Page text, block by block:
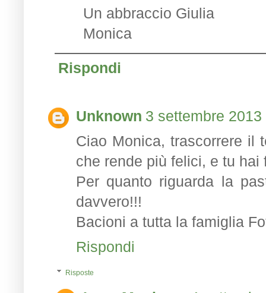
Un abbraccio Giulia
Monica
Rispondi
Unknown 3 settembre
Ciao Monica, trascorrere il
che rende più felici, e tu
Per quanto riguarda la
davvero!!!
Bacioni a tutta la famiglia
Rispondi
Risposte